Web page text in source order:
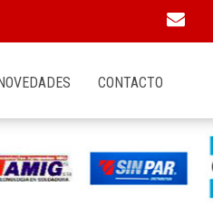
CONTACTO